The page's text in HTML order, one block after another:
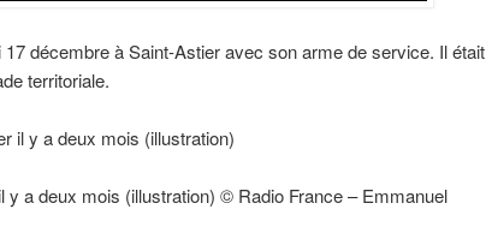
décembre à Saint-Astier avec son arme de service. Il était
territoriale.
y a deux mois (illustration) © Radio France – Emmanuel